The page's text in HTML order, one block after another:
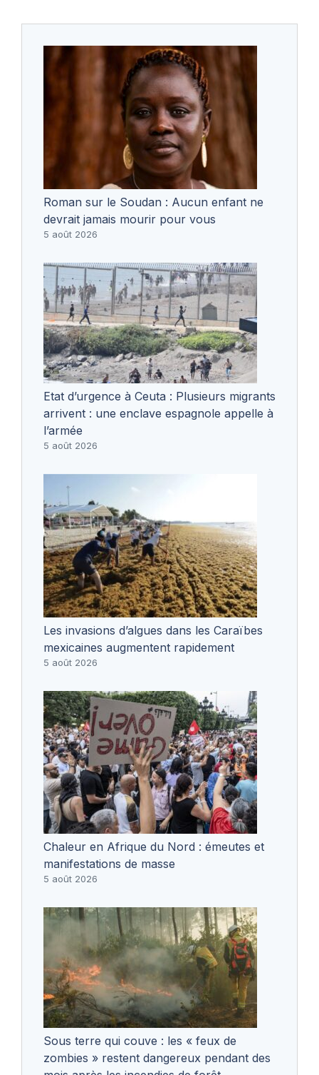
Roman sur le Soudan : Aucun enfant ne
devrait jamais mourir pour vous
5 août 2026
Etat d’urgence à Ceuta : Plusieurs migrants
arrivent : une enclave espagnole appelle à
l’armée
5 août 2026
Les invasions d’algues dans les Caraïbes
mexicaines augmentent rapidement
5 août 2026
Chaleur en Afrique du Nord : émeutes et
manifestations de masse
5 août 2026
Sous terre qui couve : les « feux de
zombies » restent dangereux pendant des